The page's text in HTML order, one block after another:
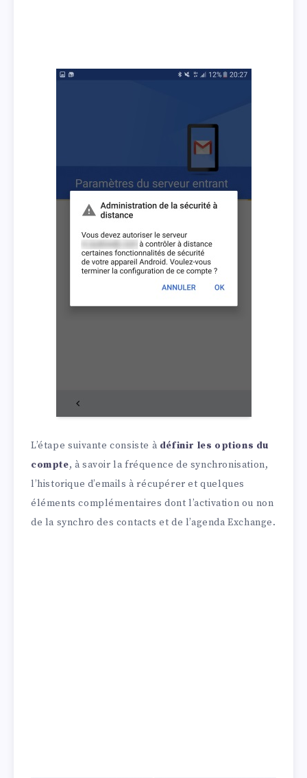
L’étape suivante consiste à définir les options du
compte, à savoir la fréquence de synchronisation,
l’historique d’emails à récupérer et quelques
éléments complémentaires dont l’activation ou non
de la synchro des contacts et de l’agenda Exchange.